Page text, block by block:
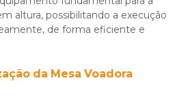
altura, possibilitando a execução
de forma eficiente e
da Mesa Voadora